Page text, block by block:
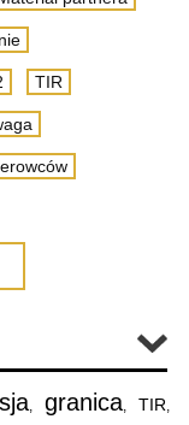
TIR
, granica, TIR,